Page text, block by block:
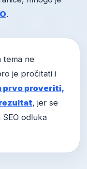
.
tema ne
je pročitati i
prvo proveriti,
, jer se
odluka